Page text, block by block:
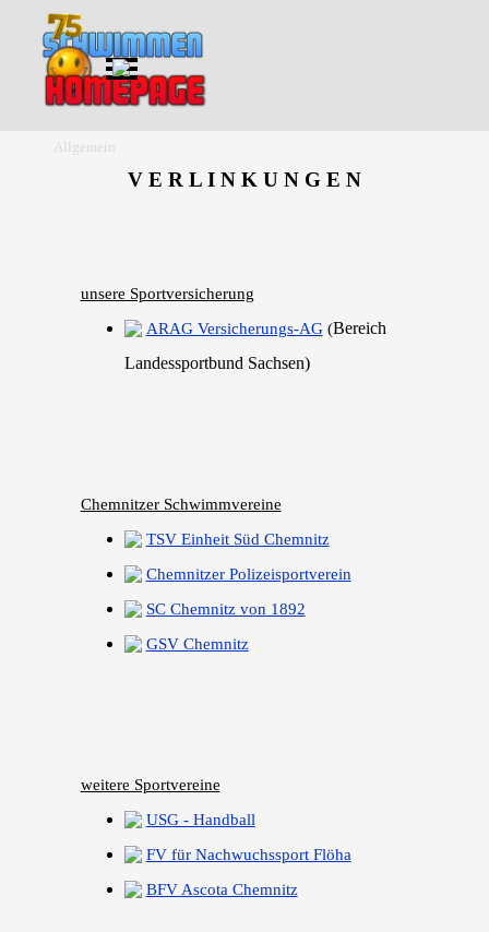
Menü überspringen
Allgemein
V E R L I N K U N G E N
unsere Sportversicherung
ARAG Versicherungs-AG(Bereich
Landessportbund Sachsen)
Chemnitzer Schwimmvereine
TSV Einheit Süd Chemnitz
Chemnitzer Polizeisportverein
SC Chemnitz von 1892
GSV Chemnitz
weitere Sportvereine
USG - Handball
FV für Nachwuchssport Flöha
BFV Ascota Chemnitz